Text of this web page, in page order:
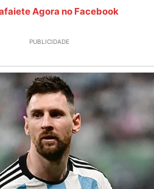
Agora no Facebook
PUBLICIDADE